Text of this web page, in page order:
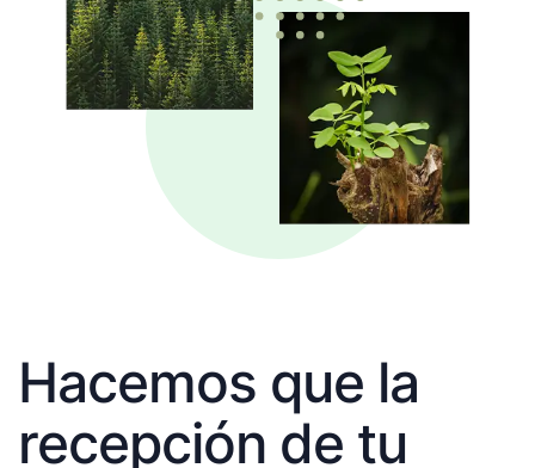
Hacemos que la
recepción de tu